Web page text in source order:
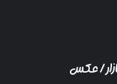
عکس